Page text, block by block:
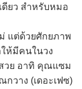
ดียว สำหรับหมอ
แต่ด้วยศักยภาพ
ห้มีคนในวง
วย อาทิ คุณแซม
วาง (เดอะเฟซ)